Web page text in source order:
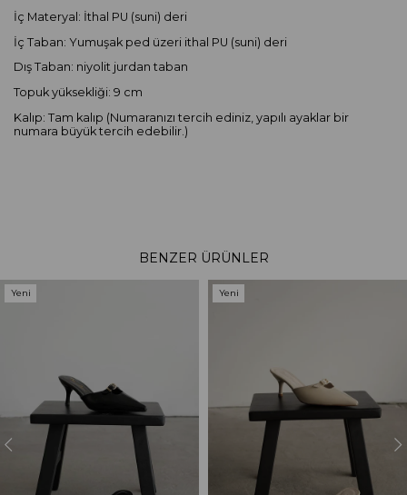
İç Materyal: İthal PU (suni) deri
İç Taban: Yumuşak ped üzeri ithal PU (suni) deri
Dış Taban: niyolit jurdan taban
Topuk yüksekliği: 9 cm
Kalıp: Tam kalıp (Numaranızı tercih ediniz, yapılı ayaklar bir
numara büyük tercih edebilir.)
BENZER ÜRÜNLER
Yeni
Yeni